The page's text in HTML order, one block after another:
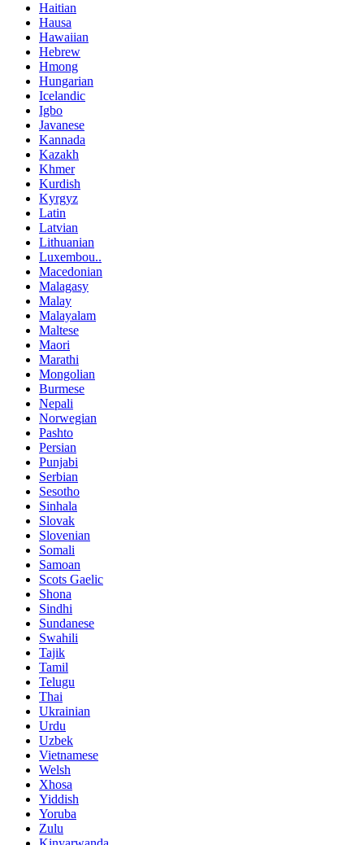
Haitian
Hausa
Hawaiian
Hebrew
Hmong
Hungarian
Icelandic
Igbo
Javanese
Kannada
Kazakh
Khmer
Kurdish
Kyrgyz
Latin
Latvian
Lithuanian
Luxembou..
Macedonian
Malagasy
Malay
Malayalam
Maltese
Maori
Marathi
Mongolian
Burmese
Nepali
Norwegian
Pashto
Persian
Punjabi
Serbian
Sesotho
Sinhala
Slovak
Slovenian
Somali
Samoan
Scots Gaelic
Shona
Sindhi
Sundanese
Swahili
Tajik
Tamil
Telugu
Thai
Ukrainian
Urdu
Uzbek
Vietnamese
Welsh
Xhosa
Yiddish
Yoruba
Zulu